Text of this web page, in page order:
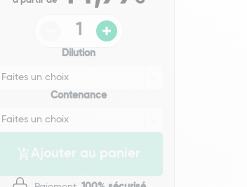
Dilution
Contenance
Ajouter au panier